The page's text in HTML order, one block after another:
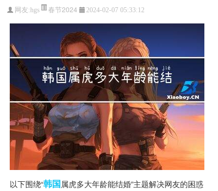
网友:hgs 春节2024 2024-02-07 05:33:12
以下围绕“韩国属虎多大年龄能结婚”主题解决网友的困惑